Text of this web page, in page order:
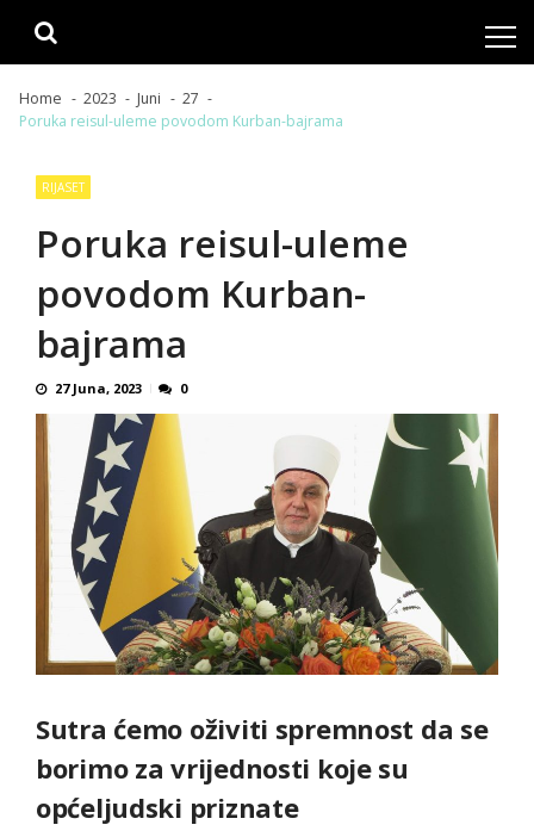
Home 2023 Juni
27
Poruka reisul-uleme povodom Kurban-bajrama
RIJASET
Poruka reisul-uleme
povodom Kurban-
bajrama
27 Juna, 2023 0
Sutra ćemo oživiti spremnost da se
borimo za vrijednosti koje su
općeljudski priznate